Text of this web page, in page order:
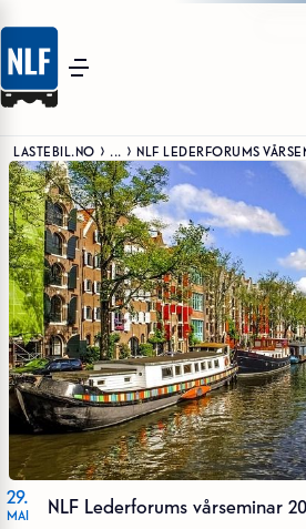
LASTEBIL.NO ... NLF LEDERFORUMS
29
MAI NLF Lederforums vårseminar